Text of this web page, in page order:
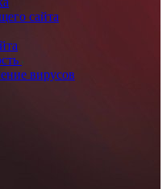
сайта
вирусов